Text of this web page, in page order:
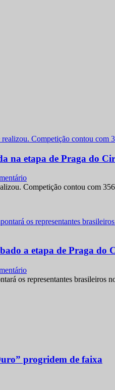
na etapa de Praga do
Competição contou com
a etapa de Praga do
os representantes
progridem de faixa